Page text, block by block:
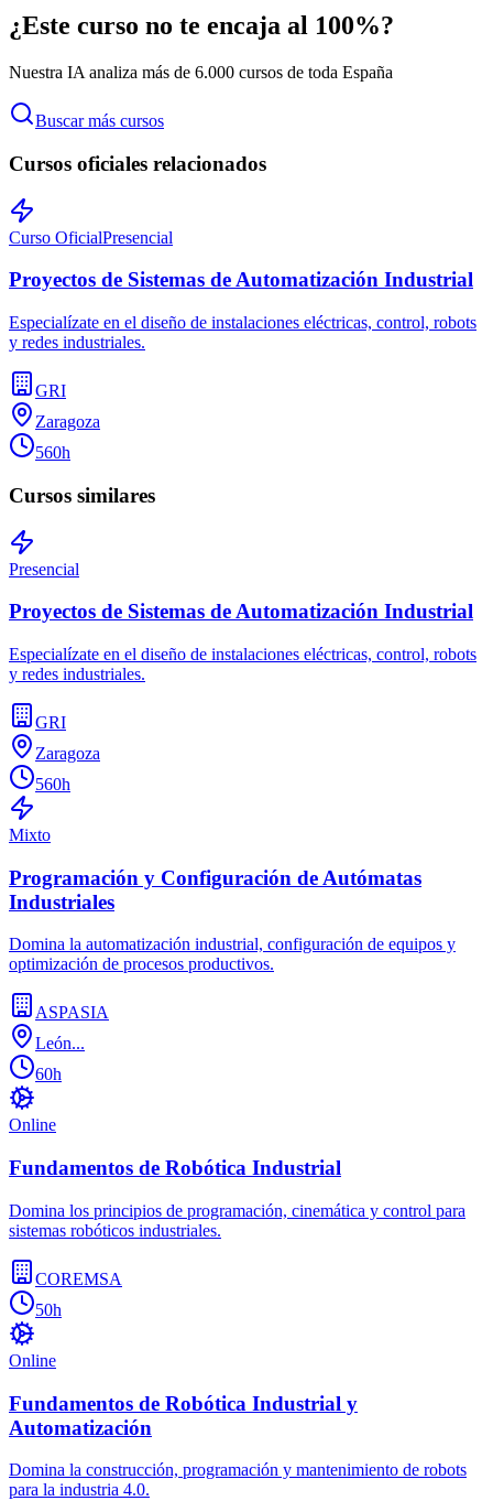
¿Este curso no te encaja al 100%?
Nuestra IA analiza más de 6.000 cursos de toda España
Buscar más cursos
Cursos oficiales relacionados
Curso OficialPresencial
Proyectos de Sistemas de Automatización Industrial
Especialízate en el diseño de instalaciones eléctricas, control, robots
y redes industriales.
GRI
Zaragoza
560h
Cursos similares
Presencial
Proyectos de Sistemas de Automatización Industrial
Especialízate en el diseño de instalaciones eléctricas, control, robots
y redes industriales.
GRI
Zaragoza
560h
Mixto
Programación y Configuración de Autómatas
Industriales
Domina la automatización industrial, configuración de equipos y
optimización de procesos productivos.
ASPASIA
León...
60h
Online
Fundamentos de Robótica Industrial
Domina los principios de programación, cinemática y control para
sistemas robóticos industriales.
COREMSA
50h
Online
Fundamentos de Robótica Industrial y
Automatización
Domina la construcción, programación y mantenimiento de robots
para la industria 4.0.